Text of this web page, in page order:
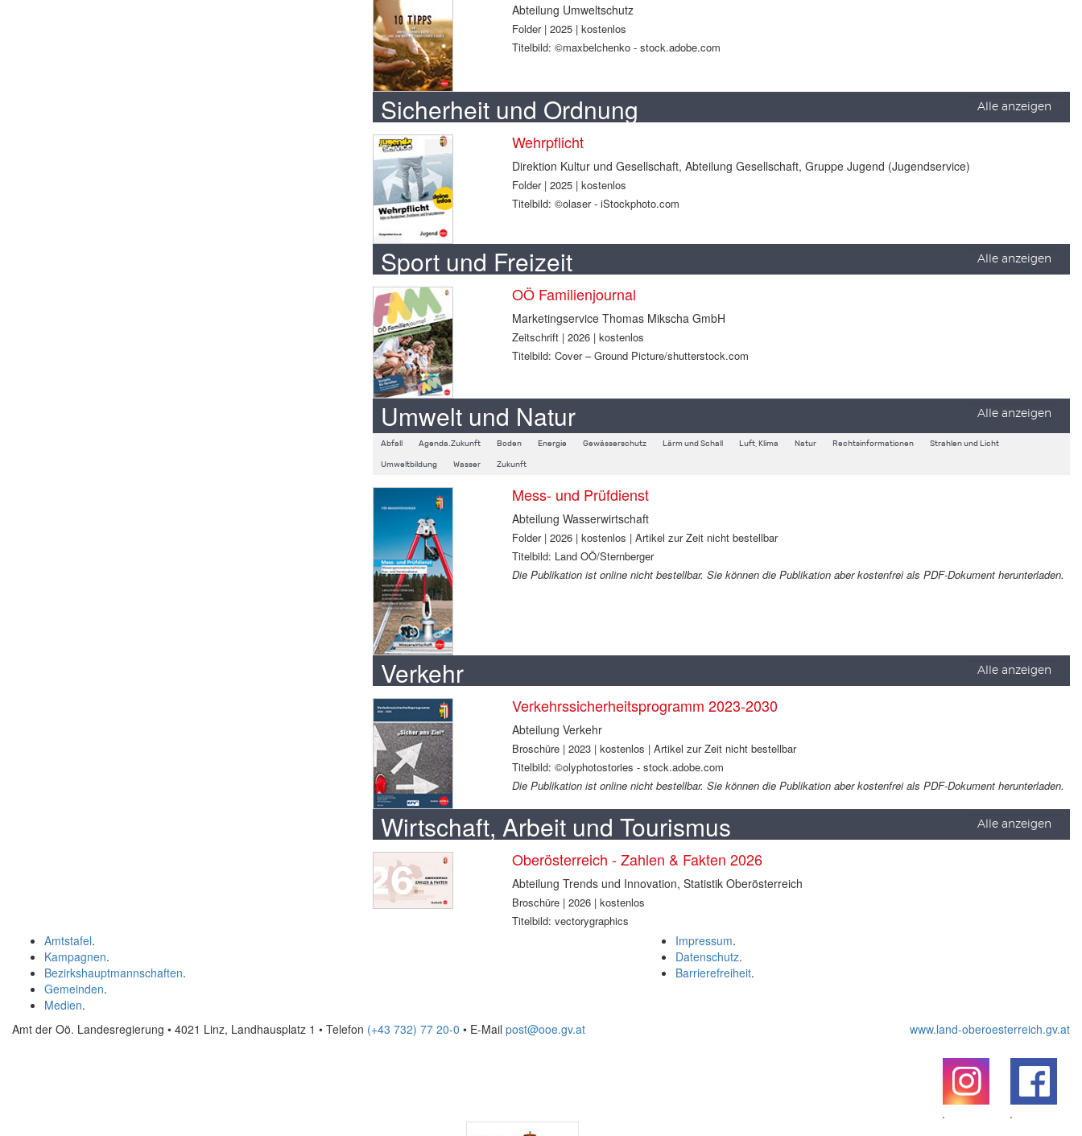
Abteilung Umweltschutz
Folder | 2025 | kostenlos
Titelbild: ©maxbelchenko - stock.adobe.com
Sicherheit und Ordnung Alle anzeigen
Wehrpflicht
Direktion Kultur und Gesellschaft, Abteilung Gesellschaft, Gruppe Jugend (Jugendservice)
Folder | 2025 | kostenlos
Titelbild: ©olaser - iStockphoto.com
Sport und Freizeit Alle anzeigen
OÖ Familienjournal
Marketingservice Thomas Mikscha GmbH
Zeitschrift | 2026 | kostenlos
Titelbild: Cover – Ground Picture/shutterstock.com
Umwelt und Natur Alle anzeigen
Abfall Agenda.Zukunft Boden Energie Gewässerschutz Lärm und Schall Luft, Klima Natur Rechtsinformationen Strahlen und Licht
Umweltbildung Wasser Zukunft
Mess- und Prüfdienst
Abteilung Wasserwirtschaft
Folder | 2026 | kostenlos | Artikel zur Zeit nicht bestellbar
Titelbild: Land OÖ/Sternberger
Die Publikation ist online nicht bestellbar. Sie können die Publikation aber kostenfrei als PDF-Dokument herunterladen.
Verkehr Alle anzeigen
Verkehrssicherheitsprogramm 2023-2030
Abteilung Verkehr
Broschüre | 2023 | kostenlos | Artikel zur Zeit nicht bestellbar
Titelbild: ©olyphotostories - stock.adobe.com
Die Publikation ist online nicht bestellbar. Sie können die Publikation aber kostenfrei als PDF-Dokument herunterladen.
Wirtschaft, Arbeit und Tourismus Alle anzeigen
Oberösterreich - Zahlen & Fakten 2026
Abteilung Trends und Innovation, Statistik Oberösterreich
Broschüre | 2026 | kostenlos
Titelbild: vectorygraphics
Impressum.
Datenschutz.
Barrierefreiheit.
Amtstafel.
Kampagnen.
Bezirkshauptmannschaften.
Gemeinden.
Medien.
Amt der Oö. Landesregierung • 4021 Linz, Landhausplatz 1 • Telefon (+43 732) 77 20-0 • E-Mail post@ooe.gv.at www.land-oberoesterreich.gv.at
.
.